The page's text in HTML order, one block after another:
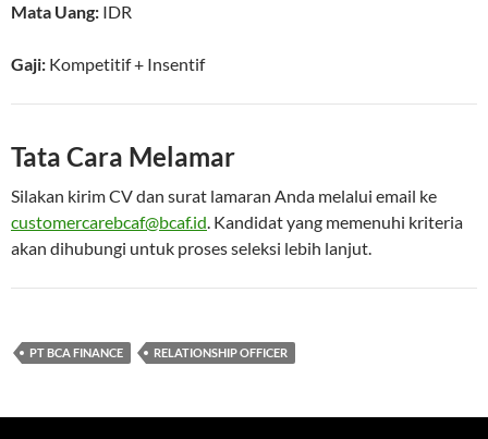
Mata Uang: IDR
Gaji: Kompetitif+ Insentif
Tata Cara Melamar
Silakan kirim CV dan surat lamaran Anda melalui email ke
customercarebcaf@bcaf.id. Kandidat yang memenuhi kriteria
akan dihubungi untuk proses seleksi lebih lanjut.
PT BCA FINANCE RELATIONSHIP OFFICER